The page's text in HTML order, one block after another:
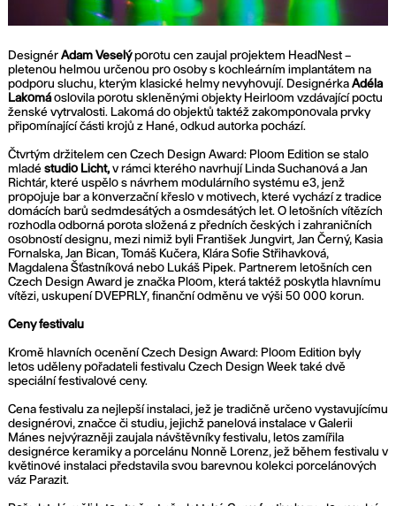
Designér Adam Veselýporotu cen zaujal projektem HeadNest –
pletenou helmou určenou pro osoby s kochleárním implantátem na
podporu sluchu, kterým klasické helmy nevyhovují. Designérka Adéla
Lakomáoslovila porotu skleněnými objekty Heirloom vzdávající poctu
ženské vytrvalosti. Lakomá do objektů taktéž zakomponovala prvky
připomínající části krojů z Hané, odkud autorka pochází.
Čtvrtým držitelem cen Czech Design Award: Ploom Edition se stalo
mladé studio Licht, v rámci kterého navrhují Linda Suchanová a Jan
Richtár, které uspělo s návrhem modulárního systému e3, jenž
propojuje bar a konverzační křeslo v motivech, které vychází z tradice
domácích barů sedmdesátých a osmdesátých let. O letošních vítězích
rozhodla odborná porota složená z předních českých i zahraničních
osobností designu, mezi nimiž byli František Jungvirt, Jan Černý, Kasia
Fornalska, Jan Bican, Tomáš Kučera, Klára Sofie Střihavková,
Magdalena Šťastníková nebo Lukáš Pipek. Partnerem letošních cen
Czech Design Award je značka Ploom, která taktéž poskytla hlavnímu
vítězi, uskupení DVEPRLY, finanční odměnu ve výši 50 000 korun.
Ceny festivalu
Kromě hlavních ocenění Czech Design Award: Ploom Edition byly
letos uděleny pořadateli festivalu Czech Design Week také dvě
speciální festivalové ceny.
Cena festivalu za nejlepší instalaci, jež je tradičně určeno vystavujícímu
designérovi, značce či studiu, jejichž panelová instalace v Galerii
Mánes nejvýrazněji zaujala návštěvníky festivalu, letos zamířila
designérce keramiky a porcelánu Nonně Lorenz, jež během festivalu v
květinové instalaci představila svou barevnou kolekci porcelánových
váz Parazit.